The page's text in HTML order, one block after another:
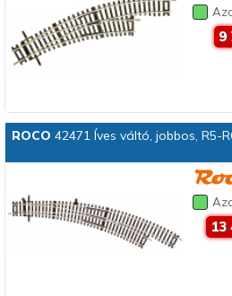
9
ROCO 42471 Íves váltó, jobbos, R5-
13